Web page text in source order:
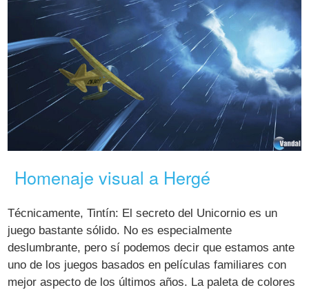
Homenaje visual a Hergé
Técnicamente, Tintín: El secreto del Unicornio es un
juego bastante sólido. No es especialmente
deslumbrante, pero sí podemos decir que estamos ante
uno de los juegos basados en películas familiares con
mejor aspecto de los últimos años. La paleta de colores